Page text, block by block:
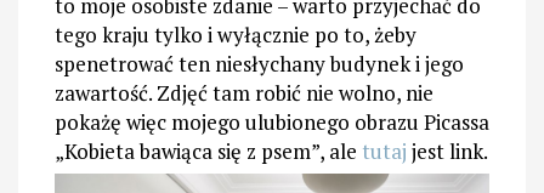
to moje osobiste zdanie – warto przyjechać do
tego kraju tylko i wyłącznie po to, żeby
spenetrować ten niesłychany budynek i jego
zawartość. Zdjęć tam robić nie wolno, nie
pokażę więc mojego ulubionego obrazu Picassa
„Kobieta bawiąca się z psem”, ale tutaj jest link.